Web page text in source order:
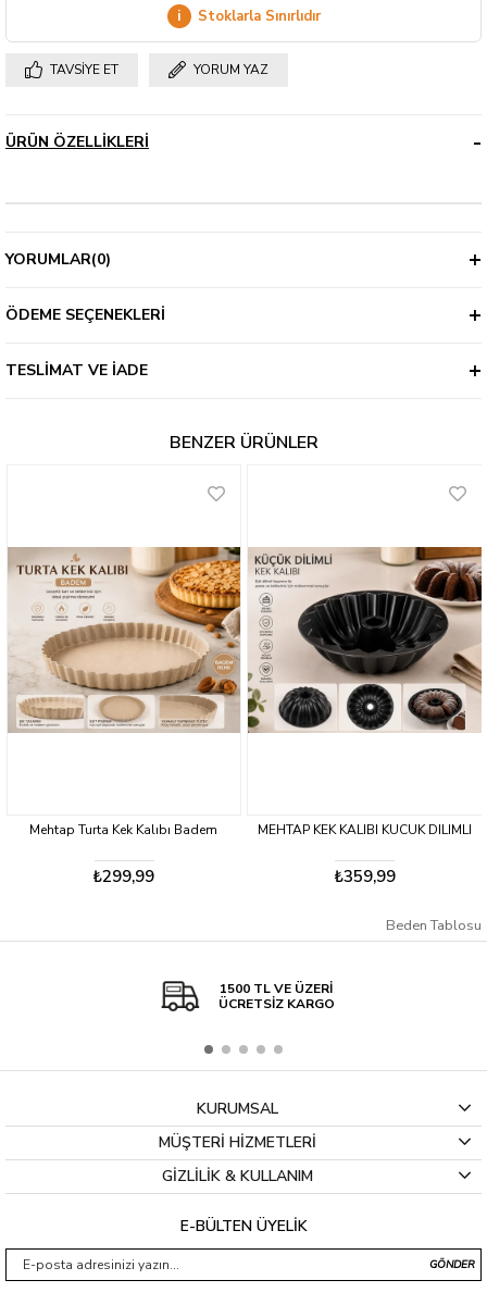
i Stoklarla Sınırlıdır
TAVSIYE ET YORUM YAZ
ÜRÜN ÖZELLIKLERI
YORUMLAR(0)
ÖDEME SEÇENEKLERI
TESLIMAT VE İADE
BENZER ÜRÜNLER
Mehtap Turta Kek Kalıbı Badem
₺299,99
MEHTAP KEK KALIBI KUCUK DILIMLI
₺359,99
Beden Tablosu
1500 TL VE ÜZERİ
ÜCRETSİZ KARGO
KURUMSAL
MÜŞTERİ HİZMETLERİ
GİZLİLİK & KULLANIM
E-BÜLTEN ÜYELİK
GÖNDER